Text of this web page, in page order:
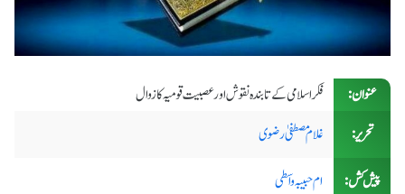
عنوان:
فکر اسلامی کے تابندہ نقوش اور عصبیت قومیہ کا زوال
تحریر:
غلام مصطفیٰ رضوی
پیش کش:
ام حبیبہ واسطی